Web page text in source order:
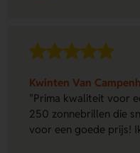
Kwinten Van
"Prima kwaliteit voor
250 zonnebrillen die
voor een goede prijs!